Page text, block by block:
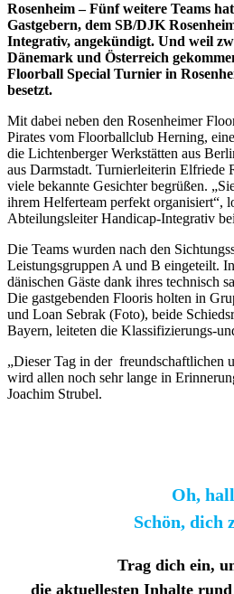
Rosenheim – Fünf weitere Teams
Gastgebern, dem SB/DJK
Integrativ, angekündigt. Und weil
Dänemark und Österreich
Floorball Special Turnier in
besetzt.
Mit dabei neben den Rosenheimer
Pirates vom Floorballclub Herning,
die Lichtenberger Werkstätten aus
aus Darmstadt. Turnierleiterin Elfriede
viele bekannte Gesichter begrüßen.
ihrem Helferteam perfekt organisiert“,
Abteilungsleiter Handicap-Integrativ
Die Teams wurden nach den
Leistungsgruppen A und B eingeteilt.
dänischen Gäste dank ihres technisch
Die gastgebenden Flooris holten in
und Loan Sebrak (Foto), beide
Bayern, leiteten die Klassifizierungs-
„Dieser Tag in der freundschaftlichen
wird allen noch sehr lange in
Joachim Strubel.
Oh,
Schön, dich
Trag dich ein,
die aktuellesten Inhalte